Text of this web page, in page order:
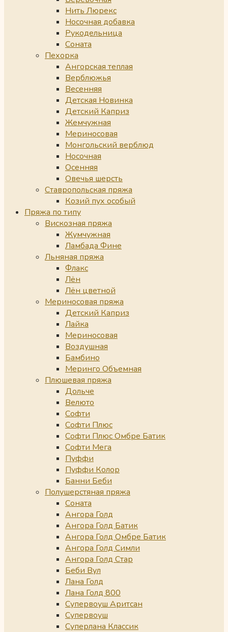
Нить Люрекс
Носочная добавка
Рукодельница
Соната
Пехорка
Ангорская теплая
Верблюжья
Весенняя
Детская Новинка
Детский Каприз
Жемчужная
Мериносовая
Монгольский верблюд
Носочная
Осенняя
Овечья шерсть
Ставропольская пряжа
Козий пух особый
Пряжа по типу
Вискозная пряжа
Жумчужная
Ламбада Фине
Льняная пряжа
Флакс
Лён
Лён цветной
Мериносовая пряжа
Детский Каприз
Лайка
Мериносовая
Воздушная
Бамбино
Меринго Объемная
Плюшевая пряжа
Дольче
Велюто
Софти
Софти Плюс
Софти Плюс Омбре Батик
Софти Мега
Пуффи
Пуффи Колор
Банни Беби
Полушерстяная пряжа
Соната
Ангора Голд
Ангора Голд Батик
Ангора Голд Омбре Батик
Ангора Голд Симли
Ангора Голд Стар
Беби Вул
Лана Голд
Лана Голд 800
Супервоуш Аритсан
Супервоуш
Суперлана Классик